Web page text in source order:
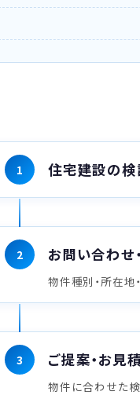
1 住宅建設の検
2 お問い合わせ
物件種別・所在地
3 ご提案・お見
物件に合わせた検